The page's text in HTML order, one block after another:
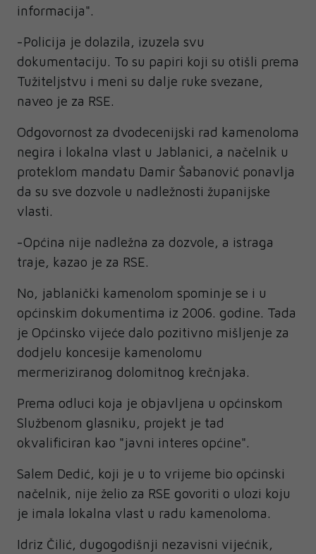
informacija".
-Policija je dolazila, izuzela svu
dokumentaciju. To su papiri koji su otišli prema
Tužiteljstvu i meni su dalje ruke svezane,
naveo je za RSE.
Odgovornost za dvodecenijski rad kamenoloma
negira i lokalna vlast u Jablanici, a načelnik u
proteklom mandatu Damir Šabanović ponavlja
da su sve dozvole u nadležnosti županijske
vlasti.
-Općina nije nadležna za dozvole, a istraga
traje, kazao je za RSE.
No, jablanički kamenolom spominje se i u
općinskim dokumentima iz 2006. godine. Tada
je Općinsko vijeće dalo pozitivno mišljenje za
dodjelu koncesije kamenolomu
mermeriziranog dolomitnog krečnjaka.
Prema odluci koja je objavljena u općinskom
Službenom glasniku, projekt je tad
okvalificiran kao "javni interes općine".
Salem Dedić, koji je u to vrijeme bio općinski
načelnik, nije želio za RSE govoriti o ulozi koju
je imala lokalna vlast u radu kamenoloma.
Idriz Čilić, dugogodišnji nezavisni vijećnik,